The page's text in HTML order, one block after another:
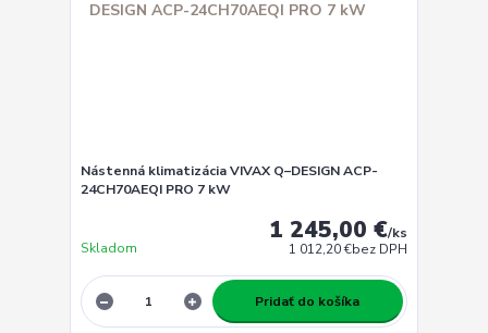
Nástenná klimatizácia VIVAX Q–DESIGN ACP-
24CH70AEQI PRO 7 kW
1 245,00 €/ks
1 012,20 €bez DPH
Skladom
Pridať do košíka